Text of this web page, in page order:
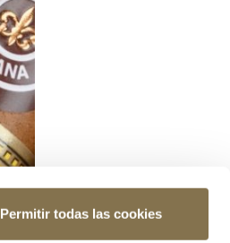
Permitir todas las cookies